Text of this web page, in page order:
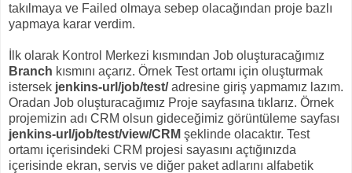
takılmaya ve Failed olmaya sebep olacağından proje bazlı
yapmaya karar verdim.
İlk olarak Kontrol Merkezi kısmından Job oluşturacağımız
Branch kısmını açarız. Örnek Test ortamı için oluşturmak
istersek jenkins-url/job/test/adresine giriş yapmamız lazım.
Oradan Job oluşturacağımız Proje sayfasına tıklarız. Örnek
projemizin adı CRM olsun gideceğimiz görüntüleme sayfası
jenkins-url/job/test/view/CRM şeklinde olacaktır. Test
ortamı içerisindeki CRM projesi sayasını açtığınızda
içerisinde ekran, servis ve diğer paket adlarını alfabetik